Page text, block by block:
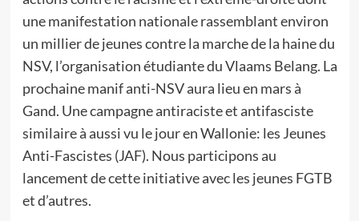
une manifestation nationale rassemblant environ
un millier de jeunes contre la marche de la haine du
NSV, l’organisation étudiante du Vlaams Belang. La
prochaine manif anti-NSV aura lieu en mars à
Gand. Une campagne antiraciste et antifasciste
similaire à aussi vu le jour en Wallonie: les Jeunes
Anti-Fascistes (JAF). Nous participons au
lancement de cette initiative avec les jeunes FGTB
et d’autres.